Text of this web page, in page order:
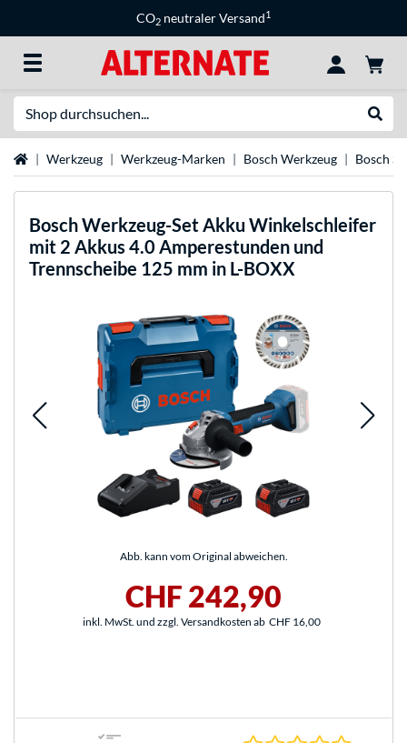
CO2 neutraler Versand1
StartseiteWerkzeug Werkzeug-Marken Bosch Werkzeug Bosch
BoschWerkzeug-Set Akku Winkelschleifer
mit 2 Akkus 4.0 Amperestunden und
Trennscheibe 125 mm in L-BOXX
Abb. kann vom Original abweichen.
CHF 242,90
inkl. MwSt. und zzgl. Versandkosten ab CHF 16,00